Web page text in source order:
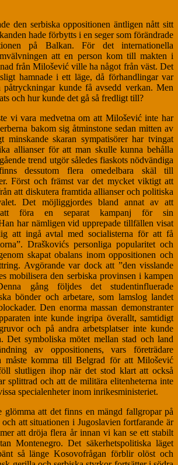
den serbiska oppositionen äntligen nått sitt
hade förbytts i en seger som förändrade
på Balkan. För det internationella
att en person kom till makten i
från Milošević ville ha något från väst. Det
hamnade i ett läge, då förhandlingar var
kunde få avsedd verkan. Men
och hur kunde det gå så fredligt till?
vi vara medvetna om att Milošević inte har
bakom sig åtminstone sedan mitten av
minskande skaran sympatisörer har tvingat
allianser för att man skulle kunna behålla
trend utgör således fiaskots nödvändiga
dessutom flera omedelbara skäl till
Först och främst var det mycket viktigt att
att diskutera framtida allianser och politiska
Det möjliggjordes bland annat av att
föra en separat kampanj för sin
har nämligen vid upprepade tillfällen visat
att ingå avtal med socialisterna för att få
Draškovićs personliga popularitet och
skapat obalans inom oppositionen och
Avgörande var dock att ”den visslande
mobilisera den serbiska provinsen i kampen
gång följdes det studentinfluerade
bönder och arbetare, som lamslog landet
Den enorma massan demonstranter
inte kunde ingripa överallt, samtidigt
och på andra arbetsplatser inte kunde
Det symboliska mötet mellan stad och land
av oppositionens, vars företrädare
måste komma till Belgrad för att Milošević
slutligen ihop när det stod klart att också
splittrad och att de militära elitenheterna inte
specialenheter inom inrikesministeriet.
att det finns en mängd fallgropar på
att situationen i Jugoslavien fortfarande är
att dröja flera år innan vi kan se ett stabilt
Montenegro. Det säkerhetspolitiska läget
så länge Kosovofrågan förblir olöst och